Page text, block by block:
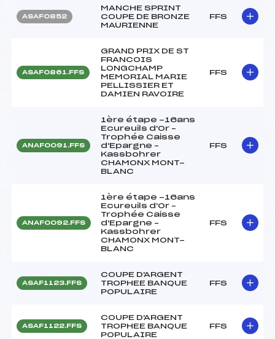
ASAF0852
MANCHE SPRINT
COUPE DE BRONZE
MAURIENNE
FFS
ASAF0861.FFS
GRAND PRIX DE ST
FRANCOIS
LONGCHAMP
MEMORIAL MARIE
PELLISSIER ET
DAMIEN RAVOIRE
FFS
ANAF0091.FFS
1ère étape -16ans
Ecureuils d'Or –
Trophée Caisse
d'Epargne –
Kassbohrer
CHAMONX MONT-
BLANC
FFS
ANAF0092.FFS
1ère étape -16ans
Ecureuils d'Or –
Trophée Caisse
d'Epargne –
Kassbohrer
CHAMONX MONT-
BLANC
FFS
ASAF1123.FFS
COUPE D'ARGENT
TROPHEE BANQUE
POPULAIRE
FFS
ASAF1122.FFS
COUPE D'ARGENT
TROPHEE BANQUE
POPULAIRE
FFS